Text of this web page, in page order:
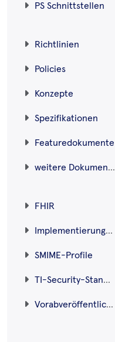
PS Schnittstellen
Richtlinien
Policies
Konzepte
Spezifikationen
Featuredokumente
weitere Dokumente
FHIR
Implementierungsleitfäden
SMIME-Profile
TI-Security-Standard
Vorabveröffentlichungen